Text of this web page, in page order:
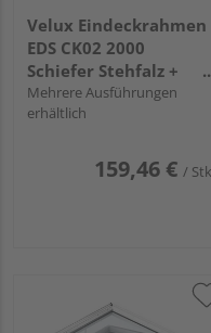
Velux Eindeckrahmen
EDS CK02 2000
Schiefer Stehfalz +
BDX Alu
Mehrere Ausführungen
erhältlich
159,46 € /